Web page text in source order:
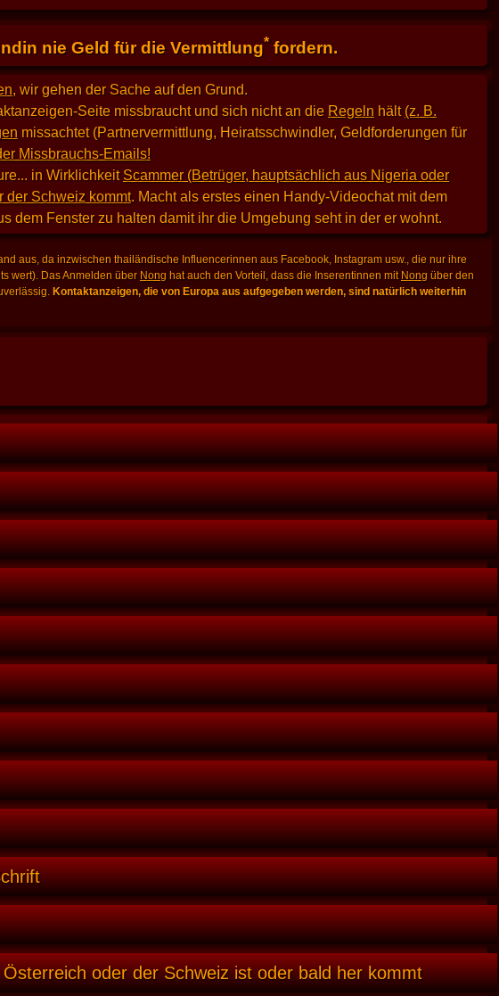
nie Geld für die Vermittlung*fordern.
, wir gehen der Sache auf den Grund.
Seite missbraucht und sich nicht an die Regeln hält (z. B.
missachtet (Partnervermittlung, Heiratsschwindler, Geldforderungen für
Missbrauchs-Emails!
in Wirklichkeit Scammer (Betrüger, hauptsächlich aus Nigeria oder
der Schweiz kommt. Macht als erstes einen Handy-Videochat mit dem
dem Fenster zu halten damit ihr die Umgebung seht in der er wohnt.
aus, da inzwischen thailändische Influencerinnen aus Facebook, Instagram usw., die nur ihre
wert). Das Anmelden über Nong hat auch den Vorteil, dass die Inserentinnen mit Nong über den
Kontaktanzeigen, die von Europa aus aufgegeben werden, sind natürlich weiterhin
oder der Schweiz ist oder bald her kommt